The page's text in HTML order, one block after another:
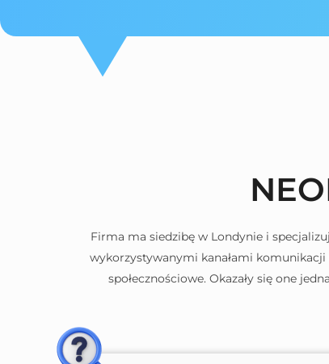
Firma ma siedzibę w Londynie i
wykorzystywanymi kanałami
społecznościowe. Okazały się one